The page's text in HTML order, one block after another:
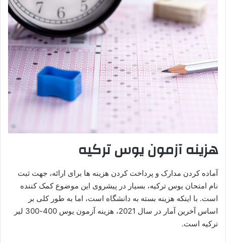
هزینه آزمون یوس ترکیه
آماده کردن مدارک و پرداخت کردن هزینه ها برای ارائه، جهت ثبت
نام امتحان یوس ترکیه، بسیار در پیشروی این موضوع کمک کننده
است. با اینکه هزینه بسته به دانشگاه است، اما به طور کلی بر
اساس آخرین آمار در سال 2021، هزینه آزمون یوس 400-300 لیر
ترکیه است.